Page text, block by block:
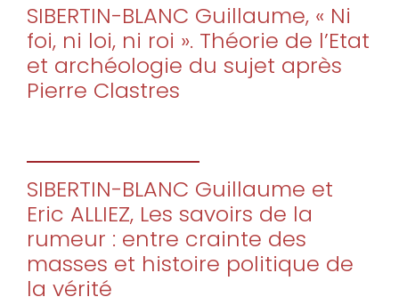
SIBERTIN-BLANC Guillaume, « Ni
foi, ni loi, ni roi ». Théorie de l’Etat
et archéologie du sujet après
Pierre Clastres
SIBERTIN-BLANC Guillaume et
Eric ALLIEZ, Les savoirs de la
rumeur : entre crainte des
masses et histoire politique de
la vérité